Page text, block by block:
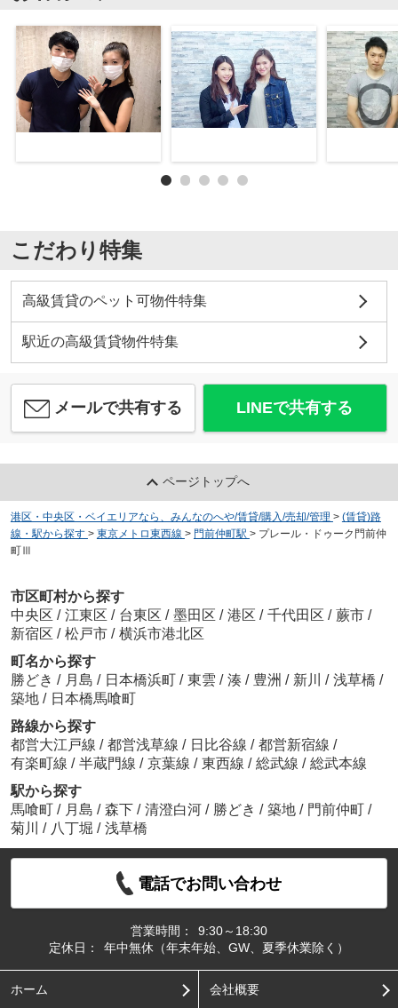
こだわり特集
高級賃貸のペット可物件特集
駅近の高級賃貸物件特集
メールで共有する LINEで共有する
ページトップへ
港区・中央区・ベイエリアなら、みんなのへや/賃貸/購入/売却/管理 > (賃貸)路
線・駅から探す > 東京メトロ東西線 > 門前仲町駅 > プレール・ドゥーク門前仲
町Ⅲ
市区町村から探す
中央区 / 江東区 / 台東区 / 墨田区 / 港区 / 千代田区 / 蕨市 /
新宿区 / 松戸市 / 横浜市港北区
町名から探す
勝どき / 月島 / 日本橋浜町 / 東雲 / 湊 / 豊洲 / 新川 / 浅草橋 /
築地 / 日本橋馬喰町
路線から探す
都営大江戸線 / 都営浅草線 / 日比谷線 / 都営新宿線 /
有楽町線 / 半蔵門線 / 京葉線 / 東西線 / 総武線 / 総武本線
駅から探す
馬喰町 / 月島 / 森下 / 清澄白河 / 勝どき / 築地 / 門前仲町 /
菊川
/ 八丁堀 / 浅草橋
電話でお問い合わせ
営業時間：
9:30～18:30
定休日：
年中無休（年末年始、GW、夏季休業除く）
ホーム 会社概要